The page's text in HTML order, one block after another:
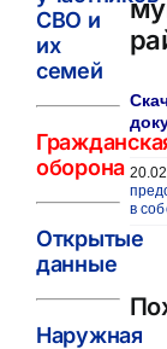
в
СВО и
их
семей
оборона
Открытые
данные
Наружная